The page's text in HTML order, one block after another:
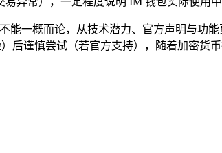
能一概而论，从技术潜力、官方声明与功
后谨慎尝试（若官方支持），随着加密货